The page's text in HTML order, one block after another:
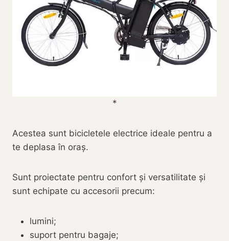
Acestea sunt bicicletele electrice ideale pentru a
te deplasa în oraș.
Sunt proiectate pentru confort și versatilitate și
sunt echipate cu accesorii precum:
lumini;
suport pentru bagaje;